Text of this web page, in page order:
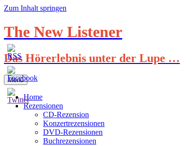
Zum Inhalt springen
The New Listener
Das Hörerlebnis unter der Lupe …
Menü
Home
Rezensionen
CD-Rezension
Konzertrezensionen
DVD-Rezensionen
Buchrezensionen